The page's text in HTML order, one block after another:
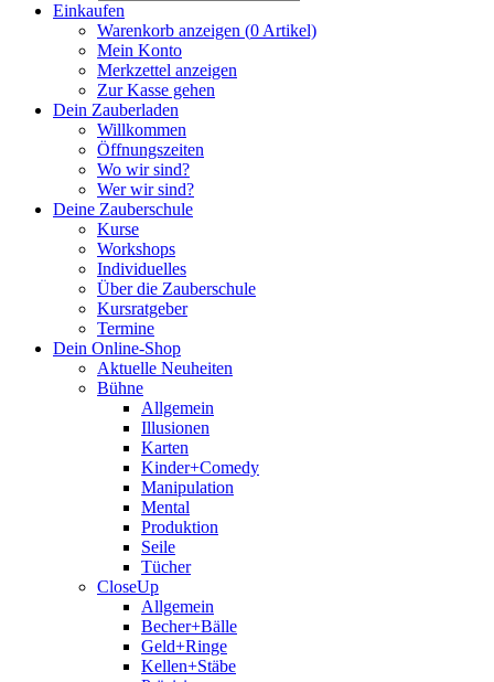
Einkaufen
Warenkorb anzeigen (0 Artikel)
Mein Konto
Merkzettel anzeigen
Zur Kasse gehen
Dein Zauberladen
Willkommen
Öffnungszeiten
Wo wir sind?
Wer wir sind?
Deine Zauberschule
Kurse
Workshops
Individuelles
Über die Zauberschule
Kursratgeber
Termine
Dein Online-Shop
Aktuelle Neuheiten
Bühne
Allgemein
Illusionen
Karten
Kinder+Comedy
Manipulation
Mental
Produktion
Seile
Tücher
CloseUp
Allgemein
Becher+Bälle
Geld+Ringe
Kellen+Stäbe